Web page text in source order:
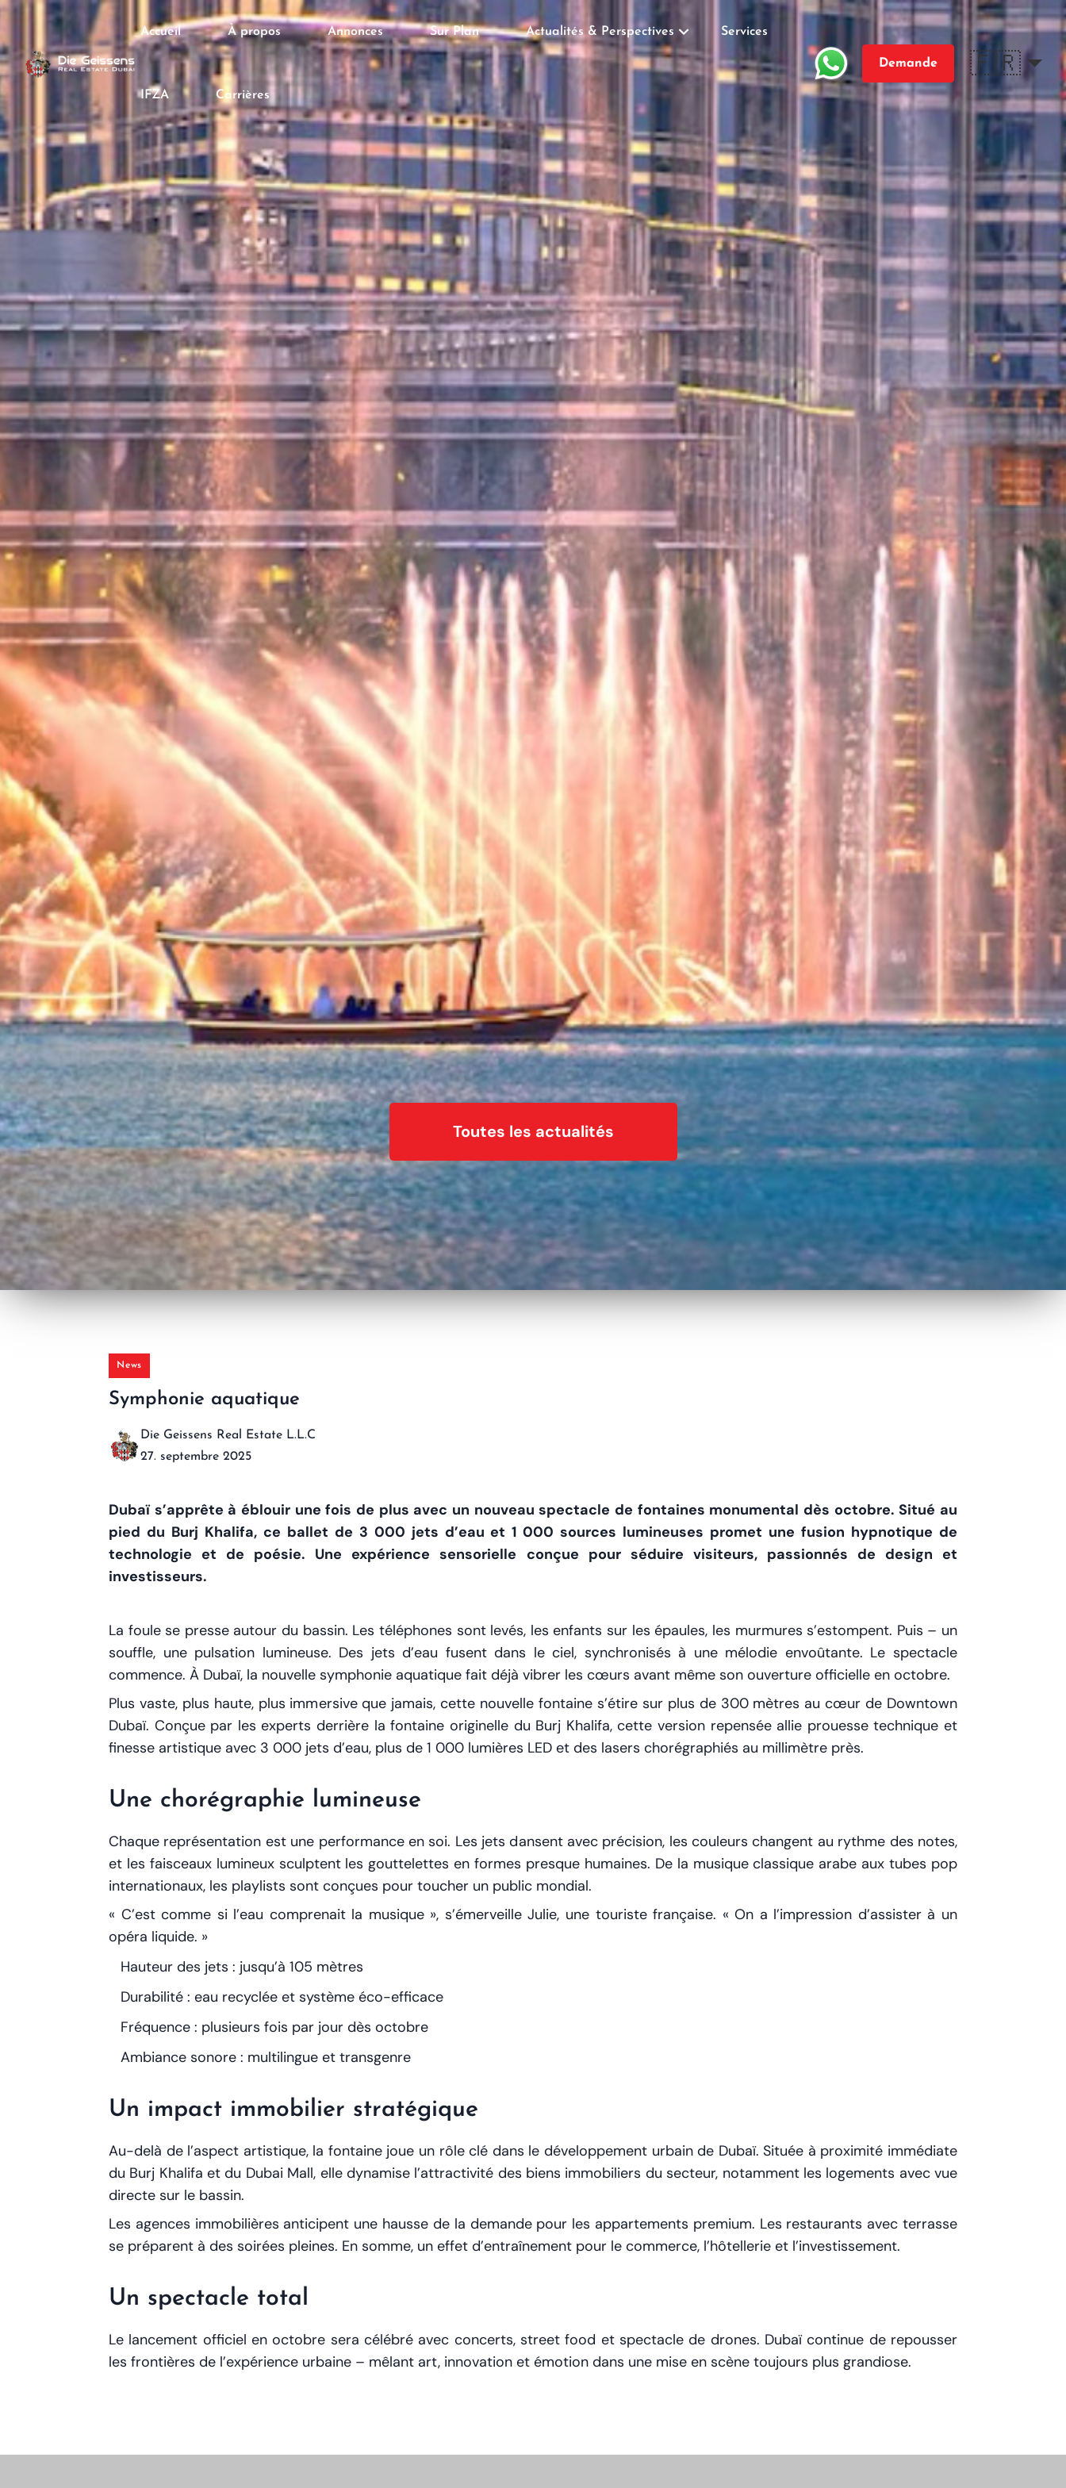
Accueil À propos Annonces Sur Plan Actualités & Perspectives Services
IFZA Carrières
Demande 🇫🇷
Toutes les actualités
News
Symphonie aquatique
Die Geissens Real Estate L.L.C
27. septembre 2025
Dubaï s’apprête à éblouir une fois de plus avec un nouveau spectacle de fontaines monumental dès octobre. Situé au
pied du Burj Khalifa, ce ballet de 3 000 jets d’eau et 1 000 sources lumineuses promet une fusion hypnotique de
technologie et de poésie. Une expérience sensorielle conçue pour séduire visiteurs, passionnés de design et
investisseurs.
La foule se presse autour du bassin. Les téléphones sont levés, les enfants sur les épaules, les murmures s’estompent. Puis – un
souffle, une pulsation lumineuse. Des jets d’eau fusent dans le ciel, synchronisés à une mélodie envoûtante. Le spectacle
commence. À Dubaï, la nouvelle symphonie aquatique fait déjà vibrer les cœurs avant même son ouverture officielle en octobre.
Plus vaste, plus haute, plus immersive que jamais, cette nouvelle fontaine s’étire sur plus de 300 mètres au cœur de Downtown
Dubaï. Conçue par les experts derrière la fontaine originelle du Burj Khalifa, cette version repensée allie prouesse technique et
finesse artistique avec 3 000 jets d’eau, plus de 1 000 lumières LED et des lasers chorégraphiés au millimètre près.
Une chorégraphie lumineuse
Chaque représentation est une performance en soi. Les jets dansent avec précision, les couleurs changent au rythme des notes,
et les faisceaux lumineux sculptent les gouttelettes en formes presque humaines. De la musique classique arabe aux tubes pop
internationaux, les playlists sont conçues pour toucher un public mondial.
« C’est comme si l’eau comprenait la musique », s’émerveille Julie, une touriste française. « On a l’impression d’assister à un
opéra liquide. »
Hauteur des jets : jusqu’à 105 mètres
Durabilité : eau recyclée et système éco-efficace
Fréquence : plusieurs fois par jour dès octobre
Ambiance sonore : multilingue et transgenre
Un impact immobilier stratégique
Au-delà de l’aspect artistique, la fontaine joue un rôle clé dans le développement urbain de Dubaï. Située à proximité immédiate
du Burj Khalifa et du Dubai Mall, elle dynamise l’attractivité des biens immobiliers du secteur, notamment les logements avec vue
directe sur le bassin.
Les agences immobilières anticipent une hausse de la demande pour les appartements premium. Les restaurants avec terrasse
se préparent à des soirées pleines. En somme, un effet d’entraînement pour le commerce, l’hôtellerie et l’investissement.
Un spectacle total
Le lancement officiel en octobre sera célébré avec concerts, street food et spectacle de drones. Dubaï continue de repousser
les frontières de l’expérience urbaine – mêlant art, innovation et émotion dans une mise en scène toujours plus grandiose.